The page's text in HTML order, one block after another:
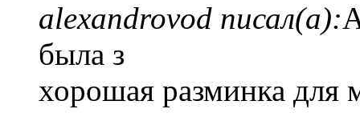
alexandrovod писал(а):
была з
хорошая разминка для